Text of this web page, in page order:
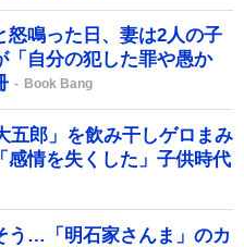
怒鳴った日、妻は2人の子
自分の犯した罪や愚か
Book Bang
五郎」を飲み干しゲロまみ
情を失くした」子供時代
う…「明石家さんま」のカ